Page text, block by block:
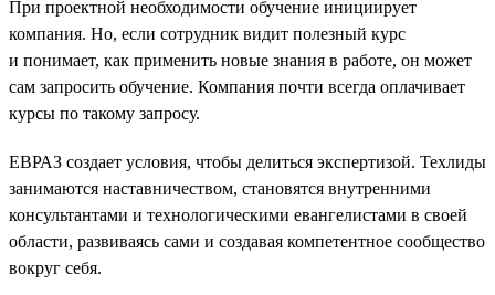
При проектной необходимости обучение инициирует
компания. Но, если сотрудник видит полезный курс
и понимает, как применить новые знания в работе, он может
сам запросить обучение. Компания почти всегда оплачивает
курсы по такому запросу.
ЕВРАЗ создает условия, чтобы делиться экспертизой. Техлиды
занимаются наставничеством, становятся внутренними
консультантами и технологическими евангелистами в своей
области, развиваясь сами и создавая компетентное сообщество
вокруг себя.